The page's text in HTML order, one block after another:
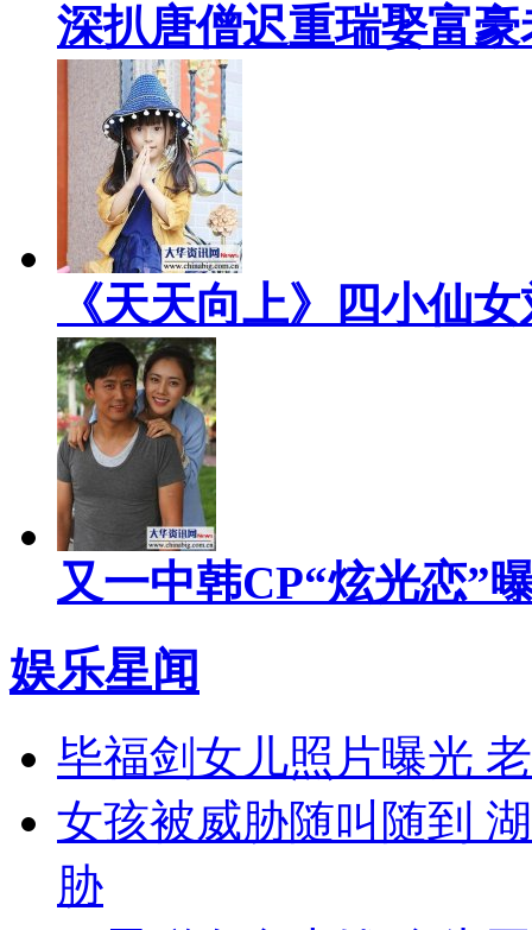
深扒唐僧迟重瑞娶富
《天天向上》四小仙
又一中韩CP“炫光恋”
娱乐星闻
毕福剑女儿照片曝光
女孩被威胁随叫随到
胁